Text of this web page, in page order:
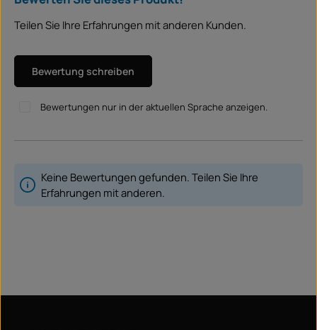
Teilen Sie Ihre Erfahrungen mit anderen Kunden.
Bewertung schreiben
Bewertungen nur in der aktuellen Sprache anzeigen.
Keine Bewertungen gefunden. Teilen Sie Ihre
Erfahrungen mit anderen.